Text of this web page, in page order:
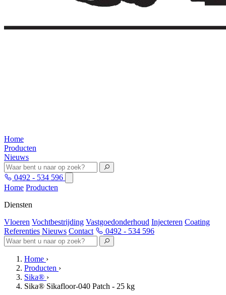
Home
Producten
Nieuws
0492 - 534 596
Home Producten
Diensten
Vloeren Vochtbestrijding Vastgoedonderhoud Injecteren Coating
Referenties Nieuws Contact 0492 - 534 596
Home ›
Producten ›
Sika® ›
Sika® Sikafloor-040 Patch - 25 kg